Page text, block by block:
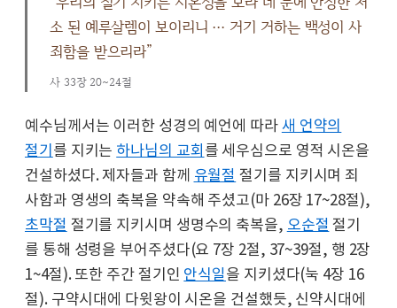
소 된 예루살렘이 보이리니 … 거기 거하는 백성이 사
죄함을 받으리라”
사 33장 20~24절
예수님께서는 이러한 성경의 예언에 따라 새 언약의
절기 를 지키는 하나님의 교회 를 세우심으로 영적 시온을
건설하셨다. 제자들과 함께 유월절 절기를 지키시며 죄
사함과 영생의 축복을 약속해 주셨고(마 26장 17~28절),
초막절 절기를 지키시며 생명수의 축복을, 오순절 절기
를 통해 성령을 부어주셨다(요 7장 2절, 37~39절, 행 2장
1~4절). 또한 주간 절기인 안식일을 지키셨다(눅 4장 16
절). 구약시대에 다윗왕이 시온을 건설했듯, 신약시대에